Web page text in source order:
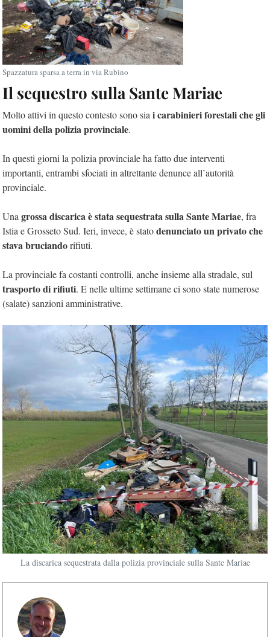
Spazzatura sparsa a terra in via Rubino
Il sequestro sulla Sante Mariae
Molto attivi in questo contesto sono sia i carabinieri forestali che gli
uomini della polizia provinciale.
In questi giorni la polizia provinciale ha fatto due interventi
importanti, entrambi sfociati in altrettante denunce all’autorità
provinciale.
Una grossa discarica è stata sequestrata sulla Sante Mariae, fra
Istia e Grosseto Sud. Ieri, invece, è statodenunciato un privato che
stava bruciandorifiuti.
La provinciale fa costanti controlli, anche insieme alla stradale, sul
trasporto di rifiuti. E nelle ultime settimane ci sono state numerose
(salate) sanzioni amministrative.
La discarica sequestrata dalla polizia provinciale sulla Sante Mariae